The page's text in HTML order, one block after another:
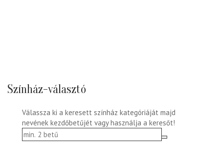
Színház-választó
Válassza ki a keresett színház kategóriáját majd
nevének kezdőbetűjét vagy használja a keresőt!